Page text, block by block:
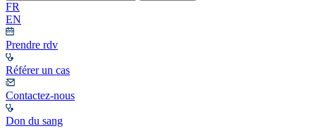
FR
EN
Prendre rdv
Référer un cas
Contactez-nous
Don du sang